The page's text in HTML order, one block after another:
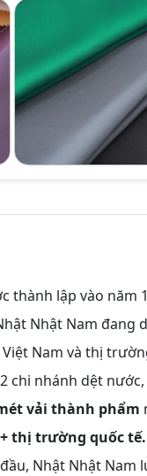
thành lập vào năm
Nhật Nam đang
Nam và thị
chi nhánh dệt
vải thành phẩm
thị trường quốc tế.
Nhật Nhật Nam